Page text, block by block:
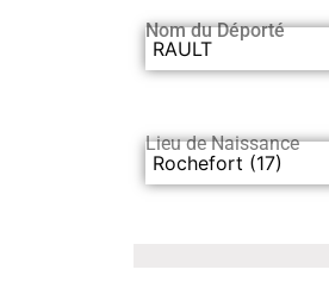
Nom du Déporté
RAULT
Lieu de Naissance
Rochefort (17)